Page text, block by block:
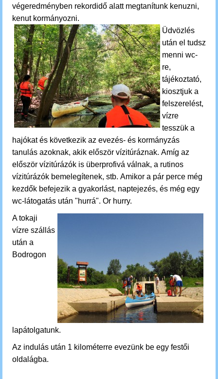
végeredményben rekordidő alatt megtanítunk kenuzni,
kenut kormányozni.
Üdvözlés
után el tudsz
menni wc-
re,
tájékoztató,
kiosztjuk a
felszerelést,
vízre
tesszük a
hajókat és következik az evezés- és kormányzás
tanulás azoknak, akik először vízitúráznak. Amíg az
először vízitúrázók is überprofivá válnak, a rutinos
vízitúrázók bemelegítenek, stb. Amikor a pár perce még
kezdők befejezik a gyakorlást, naptejezés, és még egy
wc-látogatás után "hurrá". Or hurry.
A tokaji
vízre szállás
után a
Bodrogon
lapátolgatunk.
Az indulás után 1 kilométerre evezünk be egy festői
oldalágba.